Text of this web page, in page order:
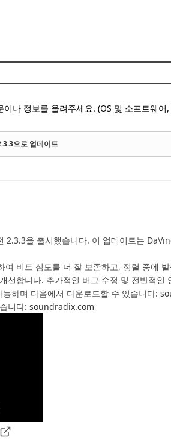
이나 정보를 올려주세요. (OS 및 소프트웨
으로 업데이트
2.3.3을 출시했습니다. 이 업데이트는
여 비트 심도를 더 잘 보존하고, 정렬 중에
선합니다. 추가적인 버그 수정 및 전반적인
하며 다음에서 다운로드할 수 있습니다:
니다: soundradix.com